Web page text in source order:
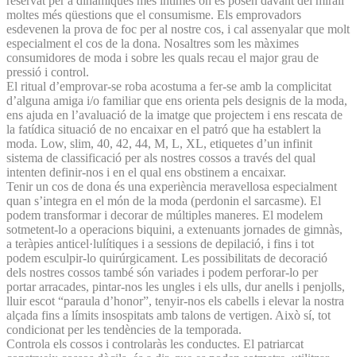
moltes més qüestions que el consumisme. Els emprovadors
esdevenen la prova de foc per al nostre cos, i cal assenyalar que molt
especialment el cos de la dona. Nosaltres som les màximes
consumidores de moda i sobre les quals recau el major grau de
pressió i control.
El ritual d’emprovar-se roba acostuma a fer-se amb la complicitat
d’alguna amiga i/o familiar que ens orienta pels designis de la moda,
ens ajuda en l’avaluació de la imatge que projectem i ens rescata de
la fatídica situació de no encaixar en el patró que ha establert la
moda. Low, slim, 40, 42, 44, M, L, XL, etiquetes d’un infinit
sistema de classificació per als nostres cossos a través del qual
intenten definir-nos i en el qual ens obstinem a encaixar.
Tenir un cos de dona és una experiència meravellosa especialment
quan s’integra en el món de la moda (perdonin el sarcasme). El
podem transformar i decorar de múltiples maneres. El modelem
sotmetent-lo a operacions biquini, a extenuants jornades de gimnàs,
a teràpies anticel·lulítiques i a sessions de depilació, i fins i tot
podem esculpir-lo quirúrgicament. Les possibilitats de decoració
dels nostres cossos també són variades i podem perforar-lo per
portar arracades, pintar-nos les ungles i els ulls, dur anells i penjolls,
lluir escot “paraula d’honor”, tenyir-nos els cabells i elevar la nostra
alçada fins a límits insospitats amb talons de vertigen. Això sí, tot
condicionat per les tendències de la temporada.
Controla els cossos i controlaràs les conductes. El patriarcat